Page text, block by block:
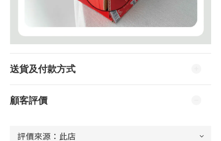
送貨及付款方式
顧客評價